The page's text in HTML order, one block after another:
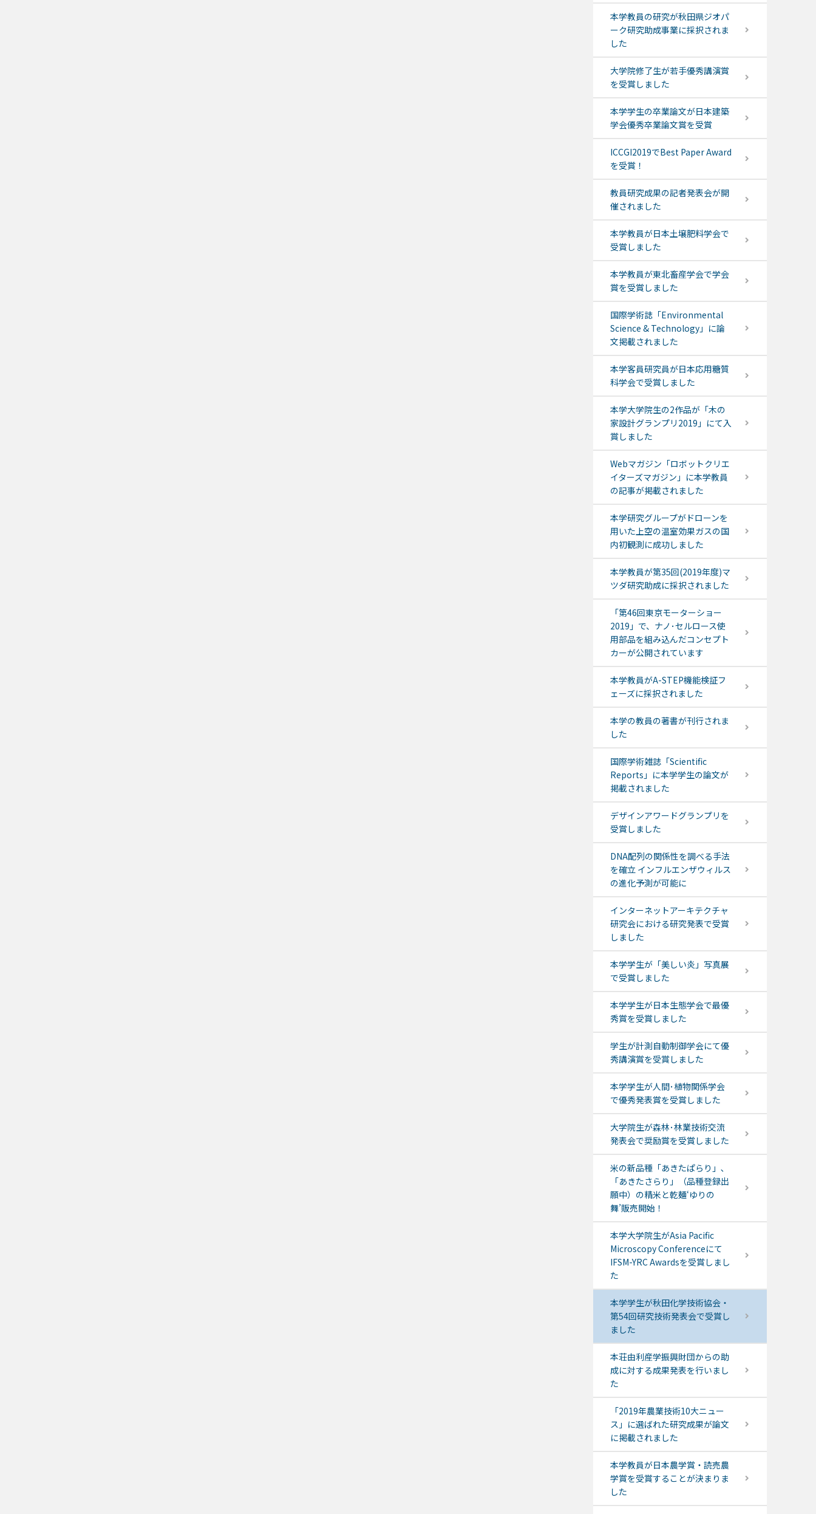
本学教員の研究が秋田県ジオパ
ーク研究助成事業に採択されま
した
大学院修了生が若手優秀講演賞
を受賞しました
本学学生の卒業論文が日本建築
学会優秀卒業論文賞を受賞
ICCGI2019でBest Paper Award
を受賞！
教員研究成果の記者発表会が開
催されました
本学教員が日本土壌肥料学会で
受賞しました
本学教員が東北畜産学会で学会
賞を受賞しました
国際学術誌「Environmental
Science & Technology」に論
文掲載されました
本学客員研究員が日本応用糖質
科学会で受賞しました
本学大学院生の2作品が「木の
家設計グランプリ2019」にて入
賞しました
Webマガジン「ロボットクリエ
イターズマガジン」に本学教員
の記事が掲載されました
本学研究グループがドローンを
用いた上空の温室効果ガスの国
内初観測に成功しました
本学教員が第35回(2019年度)マ
ツダ研究助成に採択されました
「第46回東京モーターショー
2019」で、ナノ･セルロース使
用部品を組み込んだコンセプト
カーが公開されています
本学教員がA-STEP機能検証フ
ェーズに採択されました
本学の教員の著書が刊行されま
した
国際学術雑誌「Scientific
Reports」に本学学生の論文が
掲載されました
デザインアワードグランプリを
受賞しました
DNA配列の関係性を調べる手法
を確立 インフルエンザウィルス
の進化予測が可能に
インターネットアーキテクチャ
研究会における研究発表で受賞
しました
本学学生が「美しい炎」写真展
で受賞しました
本学学生が日本生態学会で最優
秀賞を受賞しました
学生が計測自動制御学会にて優
秀講演賞を受賞しました
本学学生が人間･植物関係学会
で優秀発表賞を受賞しました
大学院生が森林･林業技術交流
発表会で奨励賞を受賞しました
米の新品種「あきたぱらり」､
「あきたさらり」（品種登録出
願中）の精米と乾麺‘ゆりの
舞’販売開始！
本学大学院生がAsia Pacific
Microscopy Conferenceにて
IFSM-YRC Awardsを受賞しまし
た
本学学生が秋田化学技術協会・
第54回研究技術発表会で受賞し
ました
本荘由利産学振興財団からの助
成に対する成果発表を行いまし
た
「2019年農業技術10大ニュー
ス」に選ばれた研究成果が論文
に掲載されました
本学教員が日本農学賞・読売農
学賞を受賞することが決まりま
した